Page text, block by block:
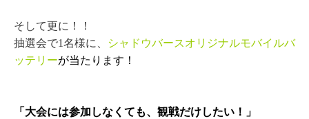
そして更に！！
抽選会で1名様に、
シャドウバースオリジナルモバイルバ
ッテリーが当たります！
「大会には参加しなくても、観戦だけしたい！」